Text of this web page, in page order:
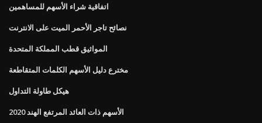
اتفاقية شراء الأسهم للمساهمين
نصائح تاجر الأحمر الميت على الانترنت
المواثيق قطب المملكة المتحدة
مخترع دليل الأسهم الكلمات المتقاطعة
هيكل طاولة التداول
الأسهم ذات العائد المرتفع الهند 2020